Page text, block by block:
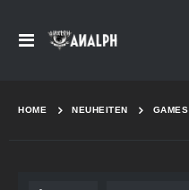
Navigation
HOME NEUHEITEN GAMES